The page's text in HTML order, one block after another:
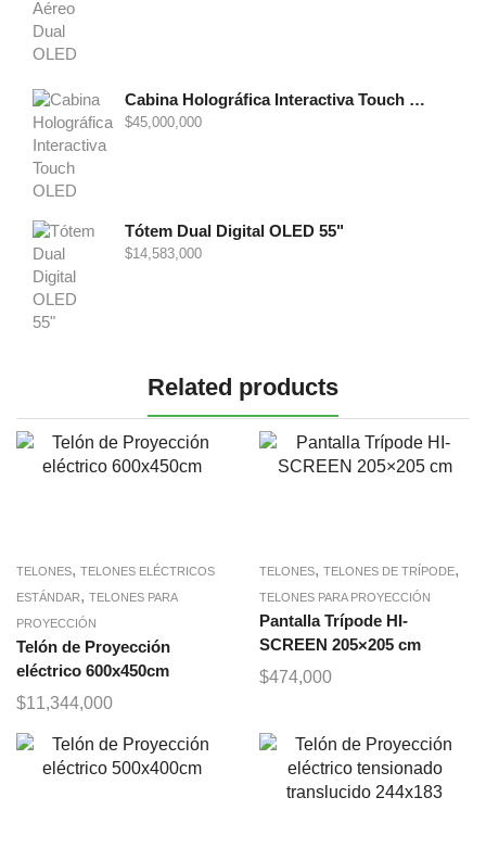
Cabina Holográfica Interactiva Touch OLED 86"
$45,000,000
Tótem Dual Digital OLED 55"
$14,583,000
Related products
TELONES, TELONES ELÉCTRICOS
ESTÁNDAR, TELONES PARA
PROYECCIÓN
Telón de Proyección
eléctrico 600x450cm
$11,344,000
TELONES, TELONES DE TRÍPODE,
TELONES PARA PROYECCIÓN
Pantalla Trípode HI-
SCREEN 205×205 cm
$474,000